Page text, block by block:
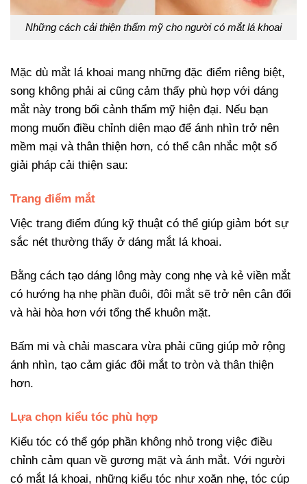
Những cách cải thiện thẩm mỹ cho người có mắt lá khoai
Mặc dù mắt lá khoai mang những đặc điểm riêng biệt,
song không phải ai cũng cảm thấy phù hợp với dáng
mắt này trong bối cảnh thẩm mỹ hiện đại. Nếu bạn
mong muốn điều chỉnh diện mạo để ánh nhìn trở nên
mềm mại và thân thiện hơn, có thể cân nhắc một số
giải pháp cải thiện sau:
Trang điểm mắt
Việc trang điểm đúng kỹ thuật có thể giúp giảm bớt sự
sắc nét thường thấy ở dáng mắt lá khoai.
Bằng cách tạo dáng lông mày cong nhẹ và kẻ viền mắt
có hướng hạ nhẹ phần đuôi, đôi mắt sẽ trở nên cân đối
và hài hòa hơn với tổng thể khuôn mặt.
Bấm mi và chải mascara vừa phải cũng giúp mở rộng
ánh nhìn, tạo cảm giác đôi mắt to tròn và thân thiện
hơn.
Lựa chọn kiểu tóc phù hợp
Kiểu tóc có thể góp phần không nhỏ trong việc điều
chỉnh cảm quan về gương mặt và ánh mắt. Với người
có mắt lá khoai, những kiểu tóc như xoăn nhẹ, tóc cúp